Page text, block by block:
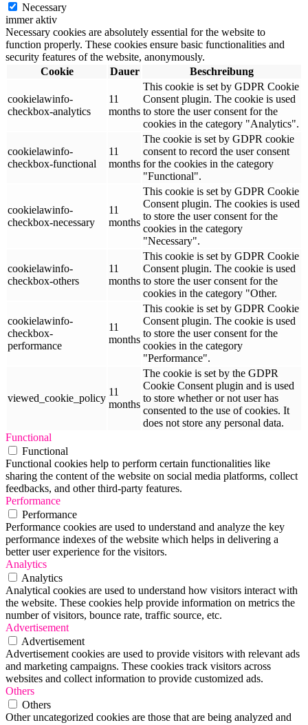
Necessary
immer aktiv
Necessary cookies are absolutely essential for the website to
function properly. These cookies ensure basic functionalities and
security features of the website, anonymously.
Cookie
Dauer Beschreibung
cookielawinfo-
checkbox-analytics
11
months
This cookie is set by GDPR Cookie
Consent plugin. The cookie is used
to store the user consent for the
cookies in the category "Analytics".
cookielawinfo-
checkbox-functional
11
months
The cookie is set by GDPR cookie
consent to record the user consent
for the cookies in the category
"Functional".
cookielawinfo-
checkbox-necessary
11
months
This cookie is set by GDPR Cookie
Consent plugin. The cookies is used
to store the user consent for the
cookies in the category
"Necessary".
cookielawinfo-
checkbox-others
11
months
This cookie is set by GDPR Cookie
Consent plugin. The cookie is used
to store the user consent for the
cookies in the category "Other.
cookielawinfo-
checkbox-
performance
11
months
This cookie is set by GDPR Cookie
Consent plugin. The cookie is used
to store the user consent for the
cookies in the category
"Performance".
viewed_cookie_policy
11
months
The cookie is set by the GDPR
Cookie Consent plugin and is used
to store whether or not user has
consented to the use of cookies. It
does not store any personal data.
Functional
Functional
Functional cookies help to perform certain functionalities like
sharing the content of the website on social media platforms, collect
feedbacks, and other third-party features.
Performance
Performance
Performance cookies are used to understand and analyze the key
performance indexes of the website which helps in delivering a
better user experience for the visitors.
Analytics
Analytics
Analytical cookies are used to understand how visitors interact with
the website. These cookies help provide information on metrics the
number of visitors, bounce rate, traffic source, etc.
Advertisement
Advertisement
Advertisement cookies are used to provide visitors with relevant ads
and marketing campaigns. These cookies track visitors across
websites and collect information to provide customized ads.
Others
Others
Other uncategorized cookies are those that are being analyzed and